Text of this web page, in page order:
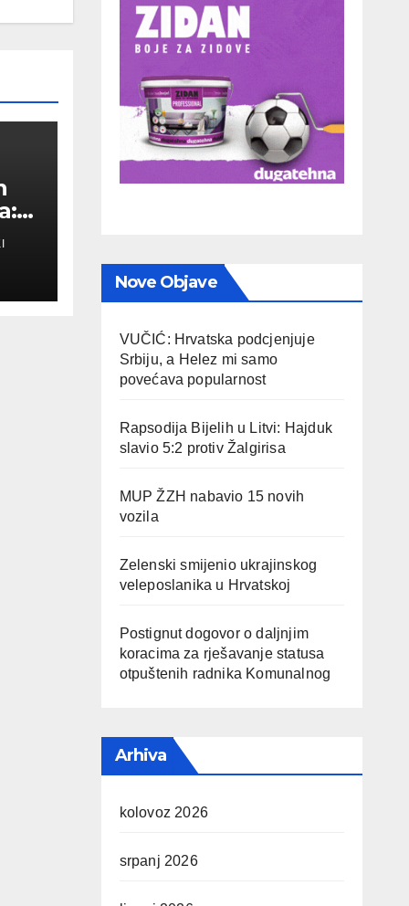
Nove Objave
VUČIĆ: Hrvatska podcjenjuje
Srbiju, a Helez mi samo
povećava popularnost
Rapsodija Bijelih u Litvi: Hajduk
slavio 5:2 protiv Žalgirisa
MUP ŽZH nabavio 15 novih
vozila
Zelenski smijenio ukrajinskog
veleposlanika u Hrvatskoj
Postignut dogovor o daljnjim
koracima za rješavanje statusa
otpuštenih radnika Komunalnog
Arhiva
kolovoz 2026
srpanj 2026